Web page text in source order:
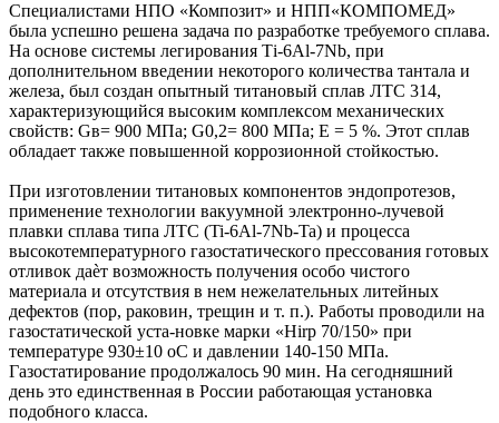
Специалистами НПО «Композит» и НПП«КОМПОМЕД»
была успешно решена задача по разработке требуемого сплава.
На основе системы легирования Тi-6Al-7Nb, при
дополнительном введении некоторого количества тантала и
железа, был создан опытный титановый сплав ЛТС 314,
характеризующийся высоким комплексом механических
свойств: Gв= 900 МПа; G0,2= 800 МПа; Е = 5 %. Этот сплав
обладает также повышенной коррозионной стойкостью.
При изготовлении титановых компонентов эндопротезов,
применение технологии вакуумной электронно-лучевой
плавки сплава типа ЛТС (Ti-6Al-7Nb-Ta) и процесса
высокотемпературного газостатического прессования готовых
отливок даѐт возможность получения особо чистого
материала и отсутствия в нем нежелательных литейных
дефектов (пор, раковин, трещин и т. п.). Работы проводили на
газостатической уста-новке марки «Hirp 70/150» при
температуре 930±10 оС и давлении 140-150 МПа.
Газостатирование продолжалось 90 мин. На сегодняшний
день это единственная в России работающая установка
подобного класса.